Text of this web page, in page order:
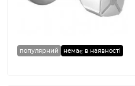
популярний немає в наявності